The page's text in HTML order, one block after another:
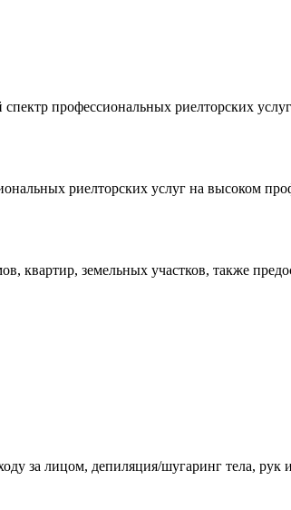
профессиональных риелторских
риелторских услуг на высоком
квартир, земельных участков, также
за лицом, депиляция/шугаринг тела, рук